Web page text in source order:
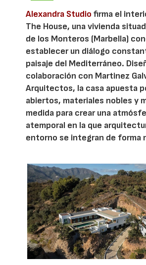
Alexandra Studio firma el
The House, una vivienda
de los Monteros (Marbella)
establecer un diálogo
paisaje del Mediterráneo.
colaboración con Martinez
Arquitectos, la casa apuesta
abiertos, materiales nobles y
medida para crear una
atemporal en la que
entorno se integran de forma